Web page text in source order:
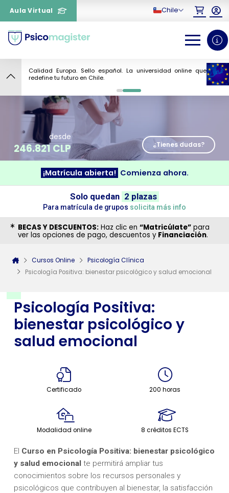
Aula Virtual Chile
Calidad Europa. Sello español. La universidad online que
redefine tu futuro en Chile.
0 1
Psicología Positiva:
bienestar psicológico y
salud emocional
Certificado 200 horas
Modalidad online 8 créditos ECTS
El Curso en Psicología Positiva: bienestar psicológico
y salud emocionalte permitirá ampliar tus
conocimientos sobre los recursos personales y
psicológicos que contribuyen al bienestar, la satisfacción
8
desde
246.821 CLP ¿Tienes dudas?
¡Matrícula abierta! Comienza ahora.
Solo quedan 2 plazas
Para matrícula de grupos solicita más info
BECAS Y DESCUENTOS: Haz clic en “Matricúlate” para
ver las opciones de pago, descuentos y Financiación.
Cursos Online
Psicología Clínica
Psicología Positiva: bienestar psicológico y salud emocional
¿Necesitas más información
sobre un curso?